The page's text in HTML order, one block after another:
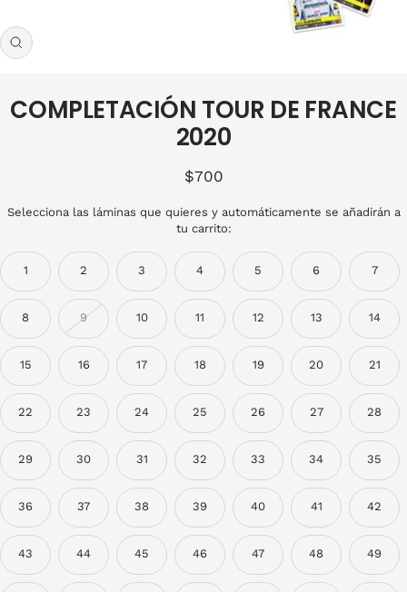
Zoom
COMPLETACIÓN TOUR DE FRANCE
2020
Precio
venta
$700
Selecciona las láminas que quieres y automáticamente se añadirán a
tu carrito:
1 2 3 4 5 6 7
8 9 10 11 12 13 14
15 16 17 18 19 20 21
22 23 24 25 26 27 28
29 30 31 32 33 34 35
36 37 38 39 40 41 42
43 44 45 46 47 48 49